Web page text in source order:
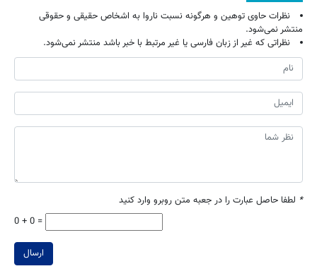
نظرات حاوی توهین و هرگونه نسبت ناروا به اشخاص حقیقی و حقوقی
منتشر نمی‌شود.
نظراتی که غیر از زبان فارسی یا غیر مرتبط با خبر باشد منتشر نمی‌شود.
* لطفا حاصل عبارت را در جعبه متن روبرو وارد کنید
0 + 0 =
ارسال